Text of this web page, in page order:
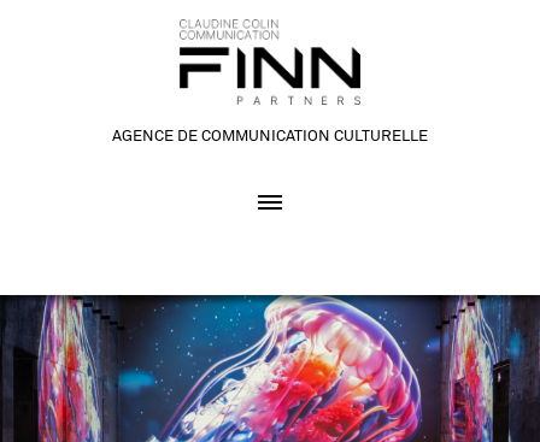
AGENCE DE COMMUNICATION CULTURELLE